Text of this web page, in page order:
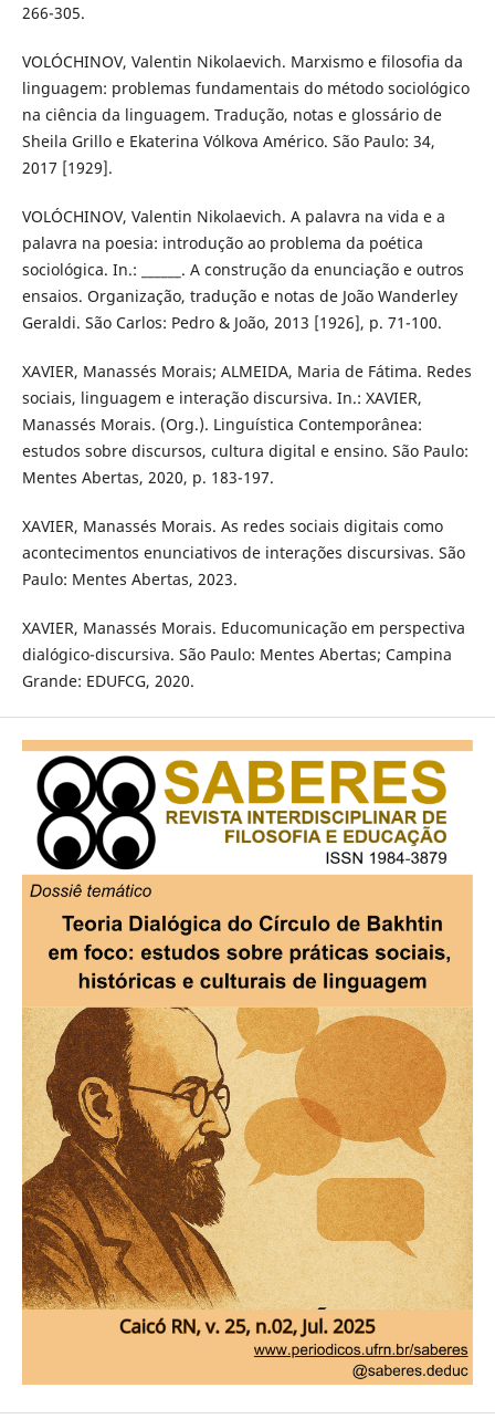
266-305.
VOLÓCHINOV, Valentin Nikolaevich. Marxismo e filosofia da
linguagem: problemas fundamentais do método sociológico
na ciência da linguagem. Tradução, notas e glossário de
Sheila Grillo e Ekaterina Vólkova Américo. São Paulo: 34,
2017 [1929].
VOLÓCHINOV, Valentin Nikolaevich. A palavra na vida e a
palavra na poesia: introdução ao problema da poética
sociológica. In.: ______. A construção da enunciação e outros
ensaios. Organização, tradução e notas de João Wanderley
Geraldi. São Carlos: Pedro & João, 2013 [1926], p. 71-100.
XAVIER, Manassés Morais; ALMEIDA, Maria de Fátima. Redes
sociais, linguagem e interação discursiva. In.: XAVIER,
Manassés Morais. (Org.). Linguística Contemporânea:
estudos sobre discursos, cultura digital e ensino. São Paulo:
Mentes Abertas, 2020, p. 183-197.
XAVIER, Manassés Morais. As redes sociais digitais como
acontecimentos enunciativos de interações discursivas. São
Paulo: Mentes Abertas, 2023.
XAVIER, Manassés Morais. Educomunicação em perspectiva
dialógico-discursiva. São Paulo: Mentes Abertas; Campina
Grande: EDUFCG, 2020.